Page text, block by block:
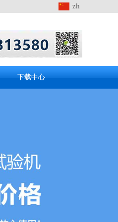
zh
下载中心